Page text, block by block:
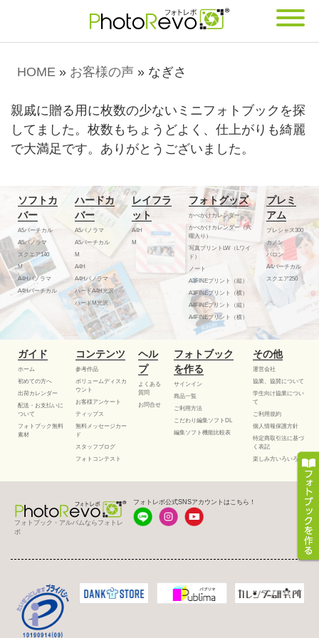
HOME » お客様の声 » なぎさ
親戚に贈る用に枚数の少ないミニフォトブックを探
してました。枚数もちょうどよく、仕上がりも綺麗
で大満足です。ありがとうございました。
ソフトカ
バー
A5バーチカル
A5パノラマ
スクエア140
M
A4Hパノラマ
A4Hバーチカル
ハードカ
バー
A5パノラマ
A5バーチカル
M
A4H
A4Hパノラマ
ハードA4H光沢
ハードM光沢
レイフラ
ット
A4H
M
フォトグッズ
かべかけカレンダー
かべかけカレンダー（六
曜入り）
写真プリントLW（Lワイ
ド）
ノート
A3FINEプリント（縦）
A3FINEプリント（横）
A4FINEプリント（縦）
A4FINEプリント（横）
プレミ
アム
プレシャス300
カノン
バロン
A4バーチカル
スクエア250
ガイド
ホーム
初めての方へ
出荷カレンダー
配送・お支払いに
ついて
フォトブック無料
素材
コンテンツ
参考作品
ボリュームディスカ
ウント
お客様アンケート
ティップス
無料メッセージカー
ド
スタッフブログ
フォトコンテスト
ヘル
プ
よくある
質問
お問合せ
フォトブック
を作る
サインイン
商品一覧
ご利用方法
こだわり編集ソフトDL
編集ソフト機能比較表
その他
運営会社
協業、協賛について
学生向け協業につい
て
ご利用規約
個人情報保護方針
特定商取引法に基づ
く表記
楽しみ方いろいろ
フォトブック・アルバムならフォトレ
ボ
フォトレボ公式SNSアカウントはこちら！